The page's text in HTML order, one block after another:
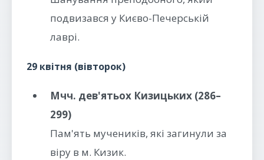
подвизався у Києво-Печерській
лаврі.
29 квітня (вівторок)
Мчч. дев'ятьох Кизицьких (286–
299)
Пам'ять мучеників, які загинули за
віру в м. Кизик.